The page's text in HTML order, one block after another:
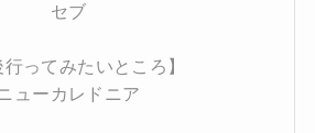
セブ
行ってみたいところ】
ューカレドニア